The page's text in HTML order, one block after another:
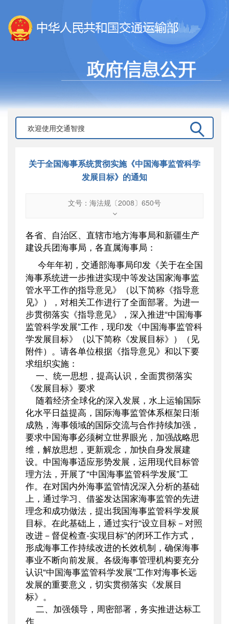
关于全国海事系统贯彻实施《中国海事监管科学
发展目标》的通知
文号：海法规〔2008〕650号
海法规〔2008〕650号
公开日期：2009年01月19日
主题词：
海事贯彻目标通知
机构分类：海事局
主题分类：安全质量
公文类型：其他
各省、自治区、直辖市地方海事局和新疆生产
建设兵团海事局，各直属海事局：
今年年初，交通部海事局印发《关于在全国
海事系统进一步推进实现中等发达国家海事监
管水平工作的指导意见》（以下简称《指导意
见》），对相关工作进行了全面部署。为进一
步贯彻落实《指导意见》，深入推进“中国海事
监管科学发展”工作，现印发《中国海事监管科
学发展目标》（以下简称《发展目标》）（见
附件）。请各单位根据《指导意见》和以下要
求组织实施：
一、统一思想，提高认识，全面贯彻落实
《发展目标》要求
随着经济全球化的深入发展，水上运输国际
化水平日益提高，国际海事监管体系框架日渐
成熟，海事领域的国际交流与合作持续加强，
要求中国海事必须树立世界眼光，加强战略思
维，解放思想，更新观念，加快自身发展建
设。中国海事适应形势发展，运用现代目标管
理方法，开展了“中国海事监管科学发展”工
作。在对国内外海事监管情况深入分析的基础
上，通过学习、借鉴发达国家海事监管的先进
理念和成功做法，提出我国海事监管科学发展
目标。在此基础上，通过实行“设立目标－对照
改进－督促检查-实现目标”的闭环工作方式，
形成海事工作持续改进的长效机制，确保海事
事业不断向前发展。各级海事管理机构要充分
认识“中国海事监管科学发展”工作对海事长远
发展的重要意义，切实贯彻落实《发展目
标》。
二、加强领导，周密部署，务实推进达标工
作